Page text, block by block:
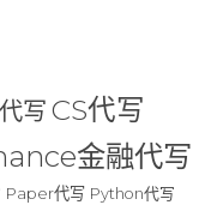
写CS代写
金融代写
Paper代写 Python代写